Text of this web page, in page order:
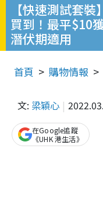
【快速測試套
買到！最平$10
潛伏期適用
首頁 購物情報
文: 梁穎心
在Google追蹤
《UHK 港生活》